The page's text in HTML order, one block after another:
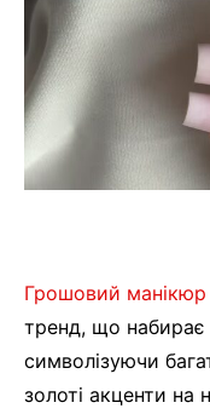
Грошовий
тренд, що набирає
символізуючи
золоті акценти на